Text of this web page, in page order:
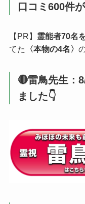
口コミ600件
【PR】 霊能者70名
てた
〈本物の4名〉
🔴雷鳥先生：
ました👇️